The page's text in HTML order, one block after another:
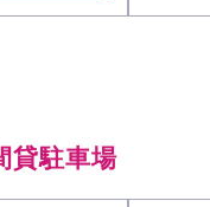
貸駐車場